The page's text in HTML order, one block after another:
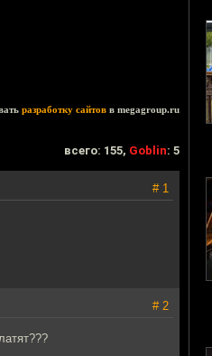
разработку сайтов в megagroup.ru
всего: 155, Goblin: 5
# 1
# 2